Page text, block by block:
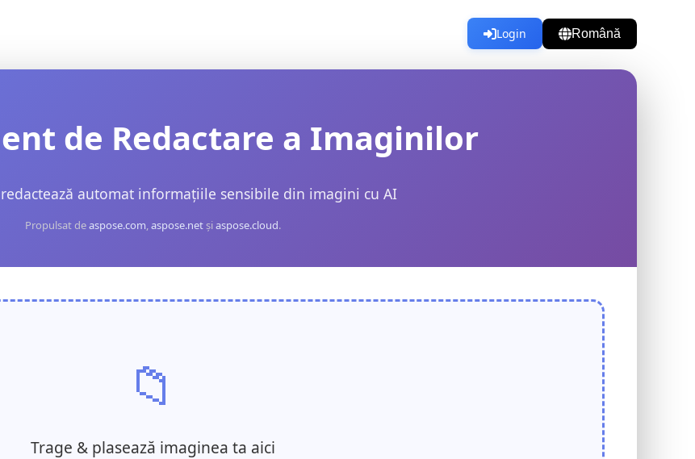
Login Română
de Redactare a Imaginilor
redactează automat informațiile sensibile din imagini cu AI
Propulsat deaspose.com,aspose.netșiaspose.cloud.
📁
Trage & plasează imaginea ta aici